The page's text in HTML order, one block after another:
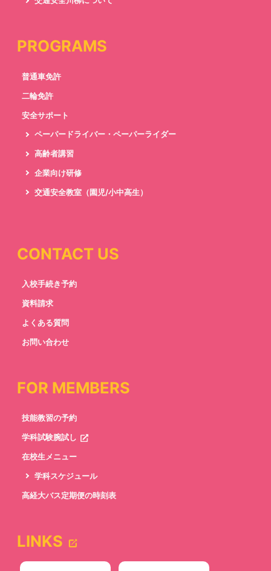
PROGRAMS
普通車免許
二輪免許
安全サポート
ペーパードライバー・ペーパーライダー
高齢者講習
企業向け研修
交通安全教室（園児/小中高生）
CONTACT US
入校手続き予約
資料請求
よくある質問
お問い合わせ
FOR MEMBERS
技能教習の予約
学科試験腕試し
在校生メニュー
学科スケジュール
高経大バス定期便の時刻表
LINKS newtab